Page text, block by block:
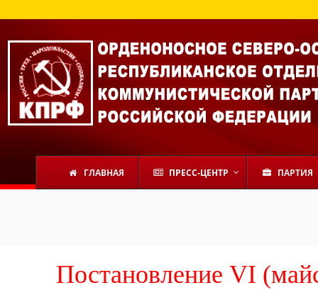
ГЛАВНАЯ ПРЕСС-ЦЕНТР ПАРТИЯ
Постановление VI